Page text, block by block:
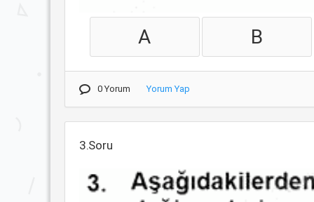
A B
0 Yorum Yorum Yap
3.Soru